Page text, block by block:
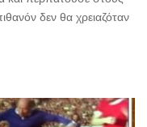
δεν θα χρειαζόταν